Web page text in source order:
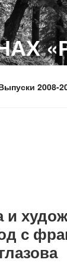
русской
2008-
с